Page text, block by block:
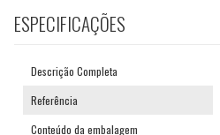
ESPECIFICAÇÕES
Descrição Completa
Referência
Conteúdo da embalagem